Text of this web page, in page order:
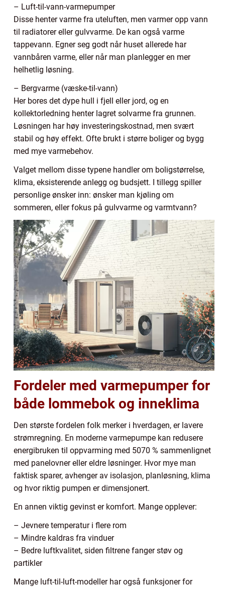
– Luft-til-vann-varmepumper
Disse henter varme fra uteluften, men varmer opp vann
til radiatorer eller gulvvarme. De kan også varme
tappevann. Egner seg godt når huset allerede har
vannbåren varme, eller når man planlegger en mer
helhetlig løsning.
– Bergvarme (væske-til-vann)
Her bores det dype hull i fjell eller jord, og en
kollektorledning henter lagret solvarme fra grunnen.
Løsningen har høy investeringskostnad, men svært
stabil og høy effekt. Ofte brukt i større boliger og bygg
med mye varmebehov.
Valget mellom disse typene handler om boligstørrelse,
klima, eksisterende anlegg og budsjett. I tillegg spiller
personlige ønsker inn: ønsker man kjøling om
sommeren, eller fokus på gulvvarme og varmtvann?
Fordeler med varmepumper for
både lommebok og inneklima
Den største fordelen folk merker i hverdagen, er lavere
strømregning. En moderne varmepumpe kan redusere
energibruken til oppvarming med 5070 % sammenlignet
med panelovner eller eldre løsninger. Hvor mye man
faktisk sparer, avhenger av isolasjon, planløsning, klima
og hvor riktig pumpen er dimensjonert.
En annen viktig gevinst er komfort. Mange opplever:
– Jevnere temperatur i flere rom
– Mindre kaldras fra vinduer
– Bedre luftkvalitet, siden filtrene fanger støv og
partikler
Mange luft-til-luft-modeller har også funksjoner for